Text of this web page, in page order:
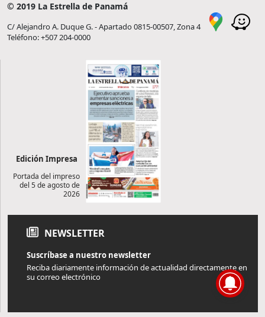
© 2019 La Estrella de Panamá
C/ Alejandro A. Duque G. - Apartado 0815-00507, Zona 4
Teléfono: +507 204-0000
Edición Impresa
Portada del impreso
del 5 de agosto de
2026
NEWSLETTER
Suscríbase a nuestro newsletter
Reciba diariamente información de actualidad directamente en
su correo electrónico